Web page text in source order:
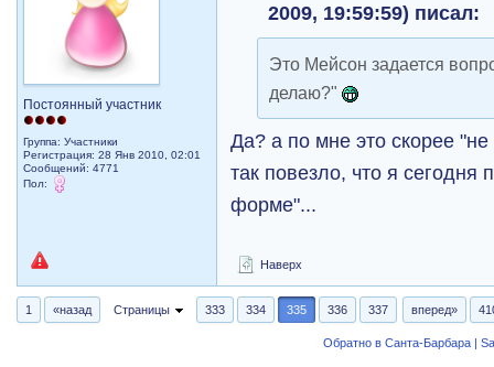
Постоянный участник
Группа: Участники
Регистрация: 28 Янв 2010, 02:01
Сообщений: 4771
Пол:
2009, 19:59:59) писал:
Это Мейсон задается
делаю?"
Да? а по мне это скорее
так повезло, что я сегодня
форме"...
Наверх
1 «назад Страницы 333 334 335 336 337 вперед»
Обратно в Санта-Барбара |